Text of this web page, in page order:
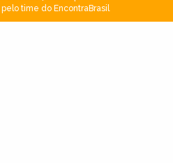
pelo time do EncontraBrasil